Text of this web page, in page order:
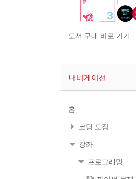
도서 구매 바로 가기
내비게이션
홈
코딩 도장
강좌
프로그래밍